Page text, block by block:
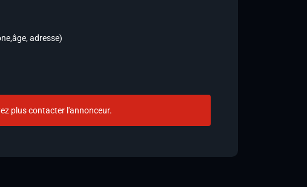
adresse)
plus contacter l'annonceur.